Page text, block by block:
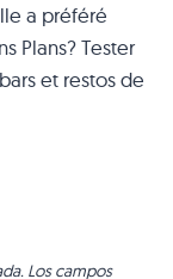
a préféré
Plans? Tester
et restos de
Los campos